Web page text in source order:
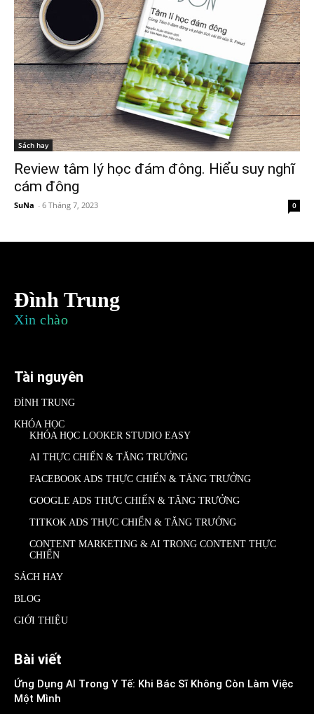
Sách hay
Review tâm lý học đám đông. Hiểu suy nghĩ
cám đông
SuNa - 6 Tháng 7, 2023 0
Đình Trung
Xin chào
Tài nguyên
ĐÌNH TRUNG
KHÓA HỌC
KHÓA HỌC LOOKER STUDIO EASY
AI THỰC CHIẾN & TĂNG TRƯỞNG
FACEBOOK ADS THỰC CHIẾN & TĂNG TRƯỞNG
GOOGLE ADS THỰC CHIẾN & TĂNG TRƯỞNG
TITKOK ADS THỰC CHIẾN & TĂNG TRƯỞNG
CONTENT MARKETING & AI TRONG CONTENT THỰC
CHIẾN
SÁCH HAY
BLOG
GIỚI THIỆU
Bài viết
Ứng Dụng AI Trong Y Tế: Khi Bác Sĩ Không Còn Làm Việc
Một Mình